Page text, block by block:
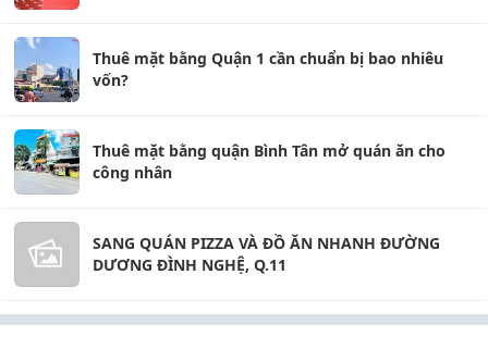
Thuê mặt bằng Quận 1 cần chuẩn bị bao nhiêu
vốn?
Thuê mặt bằng quận Bình Tân mở quán ăn cho
công nhân
SANG QUÁN PIZZA VÀ ĐỒ ĂN NHANH ĐƯỜNG
DƯƠNG ĐÌNH NGHỆ, Q.11